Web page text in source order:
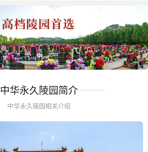
中华永久陵园简介
中华永久陵园相关介绍